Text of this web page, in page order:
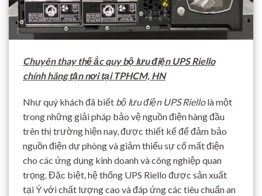
Chuyên thay thế ắc quy bộ lưu điện UPS Riello
chính hãng tận nơi tại TPHCM, HN
Như quý khách đã biết bộ lưu điện UPS Riellolà một
trong những giải pháp bảo vệ nguồn điện hàng đầu
trên thị trường hiện nay, được thiết kế để đảm bảo
nguồn điện dự phòng và giảm thiểu sự cố mất điện
cho các ứng dụng kinh doanh và công nghiệp quan
trọng. Đặc biệt, hệ thống UPS Riello được sản xuất
tại Ý với chất lượng cao và đáp ứng các tiêu chuẩn an